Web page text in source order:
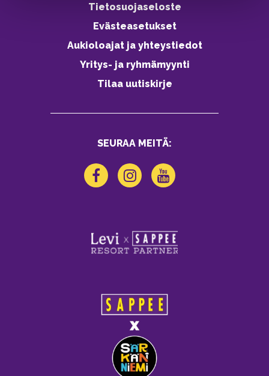
Tietosuojaseloste
Evästeasetukset
Aukioloajat ja yhteystiedot
Yritys- ja ryhmämyynti
Tilaa uutiskirje
SEURAA MEITÄ: